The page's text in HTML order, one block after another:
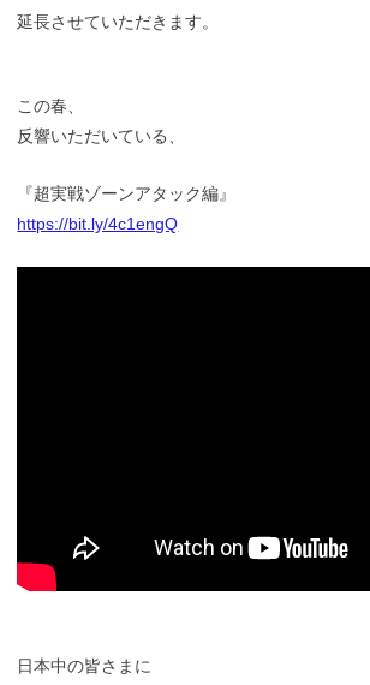
延長させていただきます。
この春、
反響いただいている、
『超実戦ゾーンアタック編』
https://bit.ly/4c1engQ
日本中の皆さまに